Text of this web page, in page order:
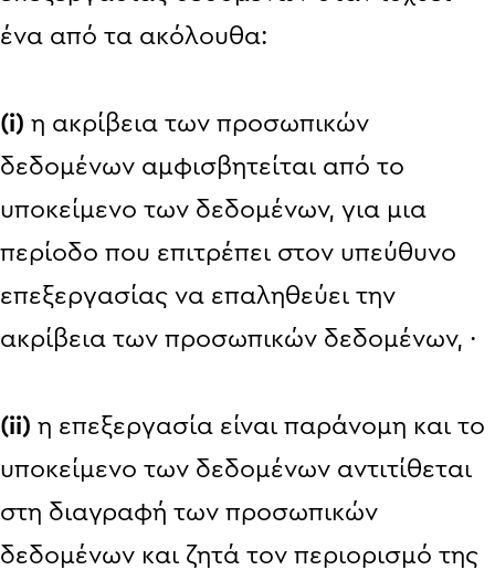
ένα από τα ακόλουθα:
(i) η ακρίβεια των προσωπικών
δεδομένων αμφισβητείται από το
υποκείμενο των δεδομένων, για μια
περίοδο που επιτρέπει στον υπεύθυνο
επεξεργασίας να επαληθεύει την
ακρίβεια των προσωπικών δεδομένων, ·
(ii) η επεξεργασία είναι παράνομη και το
υποκείμενο των δεδομένων αντιτίθεται
στη διαγραφή των προσωπικών
δεδομένων και ζητά τον περιορισμό της